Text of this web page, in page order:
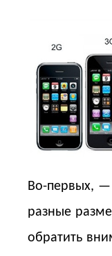
Во-первых,
разные
обратить